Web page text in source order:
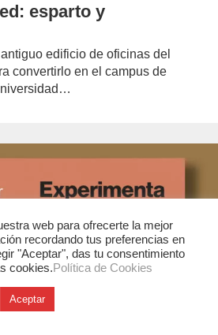
esparto y
edificio de oficinas del
convertirlo en el campus de
web para ofrecerte la mejor
recordando tus preferencias en
"Aceptar", das tu consentimiento
cookies.Política de Cookies
Aceptar